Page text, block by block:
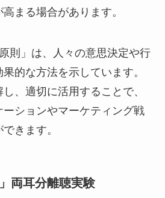
まる場合があります。
則」は、人々の意思決定や行
的な方法を示しています。
、適切に活用することで、
ションやマーケティング戦
きます。
両耳分離聴実験